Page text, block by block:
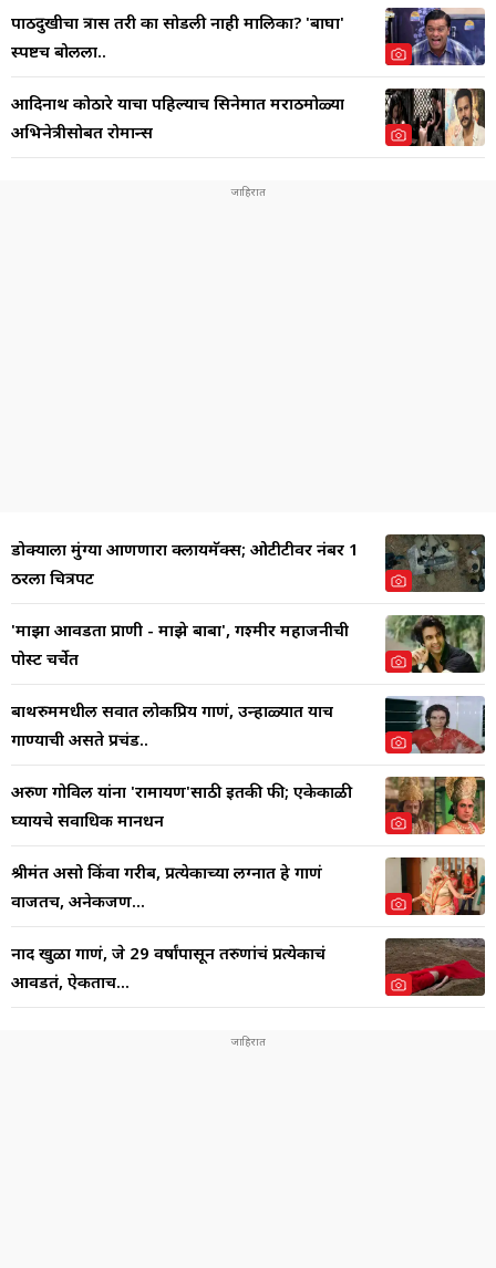
पाठदुखीचा त्रास तरी का सोडली नाही मालिका? 'बाघा'
स्पष्टच बोलला..
आदिनाथ कोठारे याचा पहिल्याच सिनेमात मराठमोळ्या
अभिनेत्रीसोबत रोमान्स
डोक्याला मुंग्या आणणारा क्लायमॅक्स; ओटीटीवर नंबर 1
ठरला चित्रपट
'माझा आवडता प्राणी - माझे बाबा', गश्मीर महाजनीची
पोस्ट चर्चेत
बाथरुममधील सर्वात लोकप्रिय गाणं, उन्हाळ्यात याच
गाण्याची असते प्रचंड..
अरुण गोविल यांना 'रामायण'साठी इतकी फी; एकेकाळी
घ्यायचे सर्वाधिक मानधन
श्रीमंत असो किंवा गरीब, प्रत्येकाच्या लग्नात हे गाणं
वाजतच, अनेकजण...
नाद खुळा गाणं, जे 29 वर्षांपासून तरुणांचं प्रत्येकाचं
आवडतं, ऐकताच...